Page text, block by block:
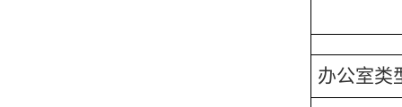
办公室类